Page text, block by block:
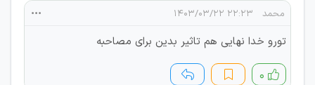
محمد ۲۲:۲۳ ۱۴۰۳/۰۳/۲۲
تورو خدا نهایی هم تاثیر بدین برای مصاحبه
۰